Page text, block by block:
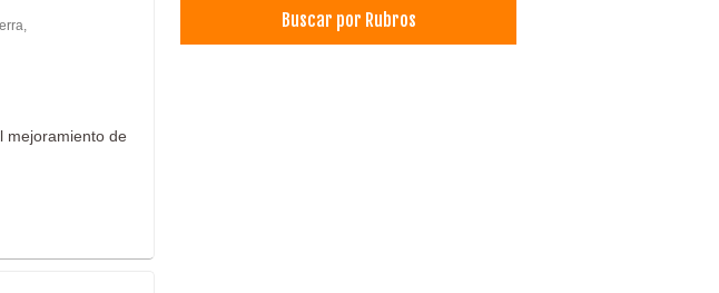
mejoramiento de
Buscar por Rubros